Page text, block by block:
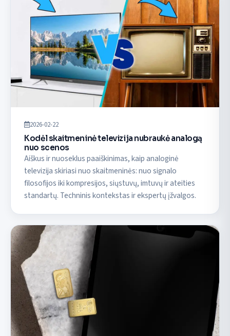
2026-02-22
Kodėl skaitmeninė televizija nubraukė analogą
nuo scenos
Aiškus ir nuoseklus paaiškinimas, kaip analoginė
televizija skiriasi nuo skaitmeninės: nuo signalo
filosofijos iki kompresijos, siųstuvų, imtuvų ir ateities
standartų. Techninis kontekstas ir ekspertų įžvalgos.